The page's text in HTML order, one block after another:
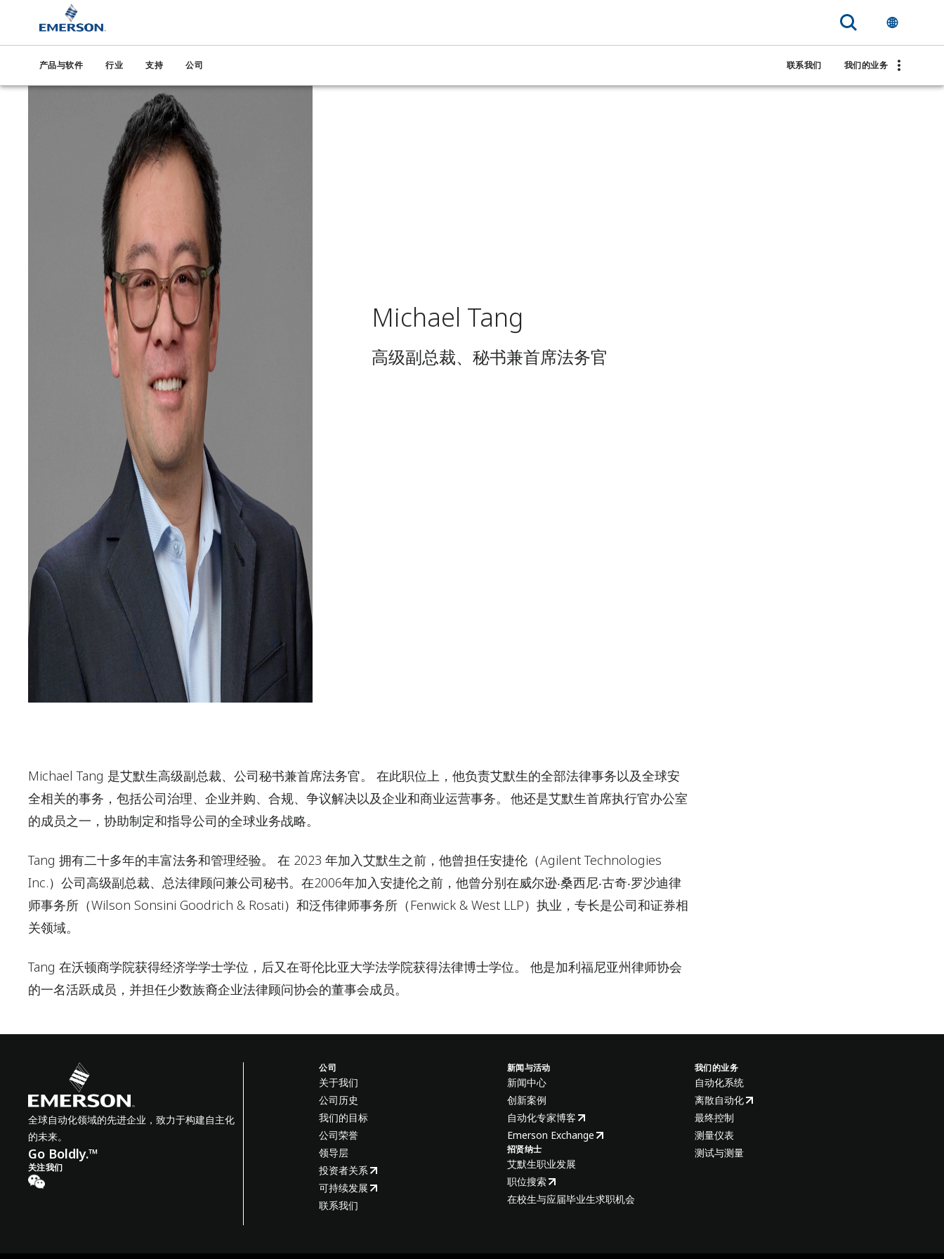
产品与软件 行业 支持 公司 联系我们 我们的业务
Michael Tang
高级副总裁、秘书兼首席法务官
Michael Tang 是艾默生高级副总裁、公司秘书兼首席法务官。 在此职位上，他负责艾默生的全部法律事务以及全球安
全相关的事务，包括公司治理、企业并购、合规、争议解决以及企业和商业运营事务。 他还是艾默生首席执行官办公室
的成员之一，协助制定和指导公司的全球业务战略。
Tang 拥有二十多年的丰富法务和管理经验。 在 2023 年加入艾默生之前，他曾担任安捷伦（Agilent Technologies
Inc.）公司高级副总裁、总法律顾问兼公司秘书。在2006年加入安捷伦之前，他曾分别在威尔逊‧桑西尼‧古奇‧罗沙迪律
师事务所（Wilson Sonsini Goodrich & Rosati）和泛伟律师事务所（Fenwick & West LLP）执业，专长是公司和证券相
关领域。
Tang 在沃顿商学院获得经济学学士学位，后又在哥伦比亚大学法学院获得法律博士学位。 他是加利福尼亚州律师协会
的一名活跃成员，并担任少数族裔企业法律顾问协会的董事会成员。
全球自动化领域的先进企业，致力于构建自主化
的未来。
Go Boldly.™
关注我们
公司
关于我们
公司历史
我们的目标
公司荣誉
领导层
投资者关系
可持续发展
联系我们
新闻与活动
新闻中心
创新案例
自动化专家博客
Emerson Exchange
招贤纳士
艾默生职业发展
职位搜索
在校生与应届毕业生求职机会
我们的业务
自动化系统
离散自动化
最终控制
测量仪表
测试与测量